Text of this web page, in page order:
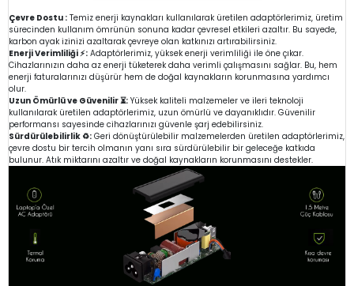
Çevre Dostu : Temiz enerji kaynakları kullanılarak üretilen adaptörlerimiz, üretim
sürecinden kullanım ömrünün sonuna kadar çevresel etkileri azaltır. Bu sayede,
karbon ayak izinizi azaltarak çevreye olan katkınızı artırabilirsiniz.
Enerji Verimliliği ⚡: Adaptörlerimiz, yüksek enerji verimliliği ile öne çıkar.
Cihazlarınızın daha az enerji tüketerek daha verimli çalışmasını sağlar. Bu, hem
enerji faturalarınızı düşürür hem de doğal kaynakların korunmasına yardımcı
olur.
Uzun Ömürlü ve Güvenilir ⏳: Yüksek kaliteli malzemeler ve ileri teknoloji
kullanılarak üretilen adaptörlerimiz, uzun ömürlü ve dayanıklıdır. Güvenilir
performansı sayesinde cihazlarınızı güvenle şarj edebilirsiniz.
Sürdürülebilirlik ♻️: Geri dönüştürülebilir malzemelerden üretilen adaptörlerimiz,
çevre dostu bir tercih olmanın yanı sıra sürdürülebilir bir geleceğe katkıda
bulunur. Atık miktarını azaltır ve doğal kaynakların korunmasını destekler.